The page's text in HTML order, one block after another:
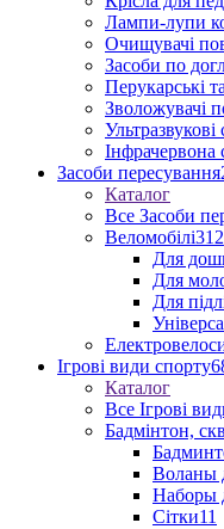
Лампи-лупи
Очищувачі
Засоби по
Перукарські
Зволожувачі
Ультразвукові
Інфрачервона
Засоби пересування
Каталог
Все Засоби
Веломобілі312
Для
Для
Для
Ігрові види спорту
Каталог
Все Ігрові
Бадмінтон,
Воланы
Наборы
Сітки11